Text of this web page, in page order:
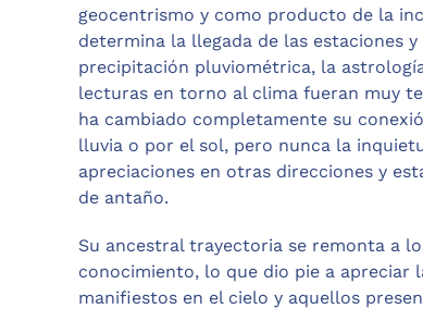
geocentrismo y como producto de la
determina la llegada de las estaciones
precipitación pluviométrica, la
lecturas en torno al clima fueran muy
ha cambiado completamente su
lluvia o por el sol, pero nunca la
apreciaciones en otras direcciones y
de antaño.
Su ancestral trayectoria se remonta a
conocimiento, lo que dio pie a apreciar
manifiestos en el cielo y aquellos